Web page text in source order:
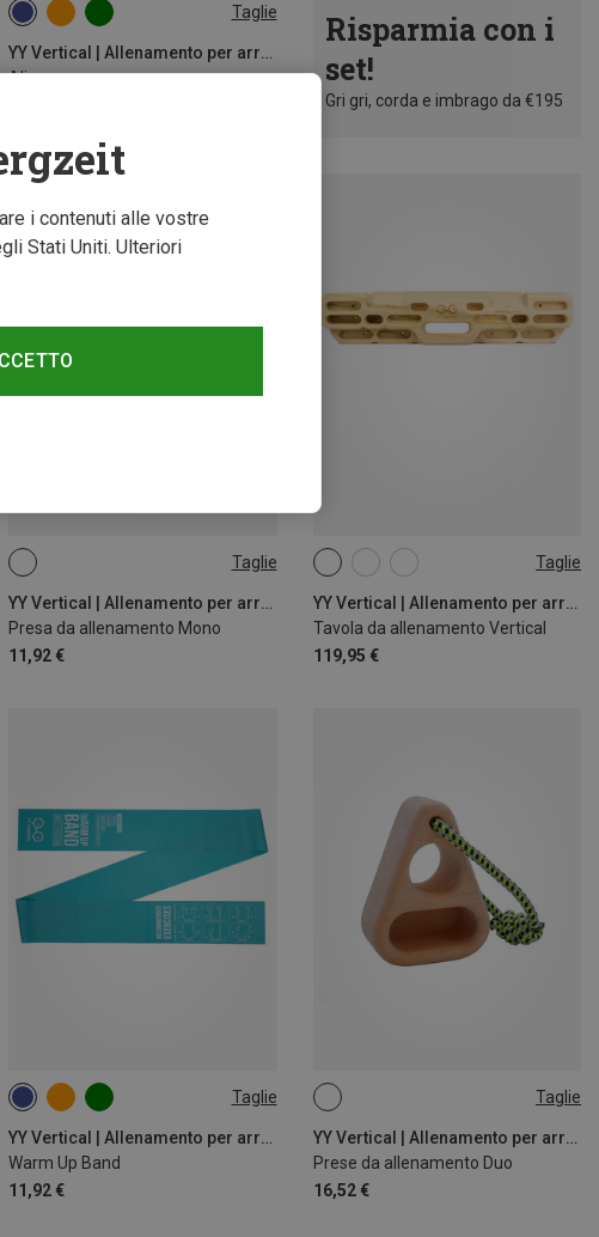
Taglie
YY Vertical | Allenamento per arrampicata
Alien
MEDIUM
Risparmia con i
set!
Gri gri, corda e imbrago da €195
Taglie
YY Vertical | Allenamento per arrampicata
Presa da allenamento Mono
11,92 €
ONE SIZE Taglie
YY Vertical | Allenamento per arrampicata
Tavola da allenamento Vertical
119,95 €
ONE
Taglie
YY Vertical | Allenamento per arrampicata
Warm Up Band
11,92 €
MEDIUM Taglie
YY Vertical | Allenamento per arrampicata
Prese da allenamento Duo
16,52 €
ONE SIZE
i contenuti alle vostre
Stati Uniti. Ulteriori